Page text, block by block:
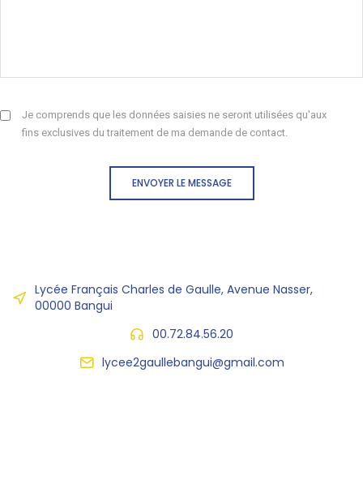
Je comprends que les données saisies ne seront utilisées qu'aux
fins exclusives du traitement de ma demande de contact.
ENVOYER LE MESSAGE
Lycée Français Charles de Gaulle, Avenue Nasser,
00000 Bangui
00.72.84.56.20
lycee2gaullebangui@gmail.com